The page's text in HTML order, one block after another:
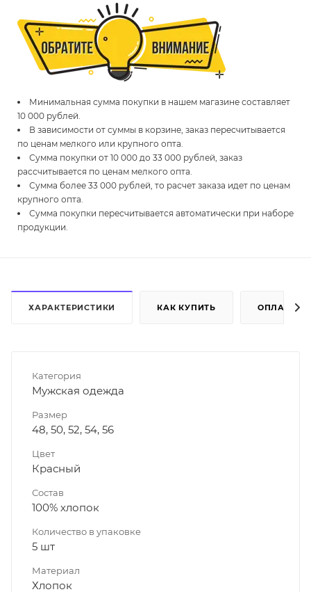
Минимальная сумма покупки в нашем магазине составляет
10 000 рублей.
В зависимости от суммы в корзине, заказ пересчитывается
по ценам мелкого или крупного опта.
Сумма покупки от 10 000 до 33 000 рублей, заказ
рассчитывается по ценам мелкого опта.
Сумма более 33 000 рублей, то расчет заказа идет по ценам
крупного опта.
Сумма покупки пересчитывается автоматически при наборе
продукции.
ХАРАКТЕРИСТИКИ КАК КУПИТЬ ОПЛАТА
Категория
Мужская одежда
Размер
48, 50, 52, 54, 56
Цвет
Красный
Состав
100% хлопок
Количество в упаковке
5 шт
Материал
Хлопок